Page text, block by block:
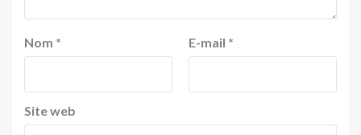
Nom * E-mail *
Site web